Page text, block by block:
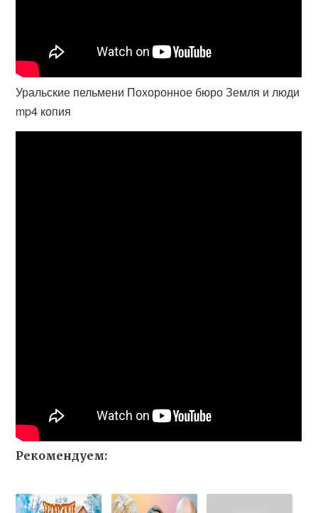
Уральские пельмени Похоронное бюро Земля и люди
mp4 копия
Рекомендуем: